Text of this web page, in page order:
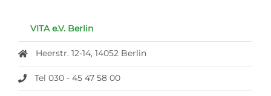
VITA e.V. Berlin
Heerstr. 12-14, 14052 Berlin
Tel 030 - 45 47 58 00